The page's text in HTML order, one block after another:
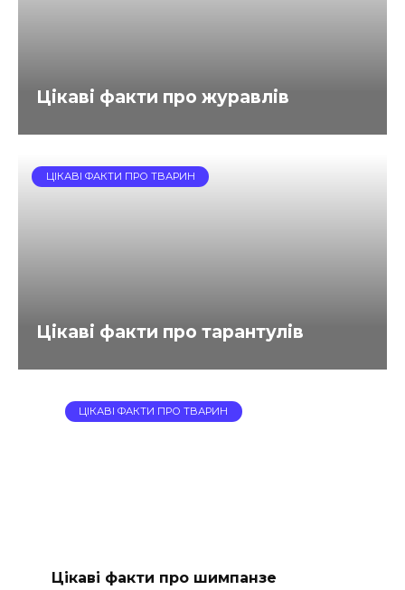
Цікаві факти про журавлів
ЦІКАВІ ФАКТИ ПРО ТВАРИН
Цікаві факти про тарантулів
ЦІКАВІ ФАКТИ ПРО ТВАРИН
Цікаві факти про шимпанзе